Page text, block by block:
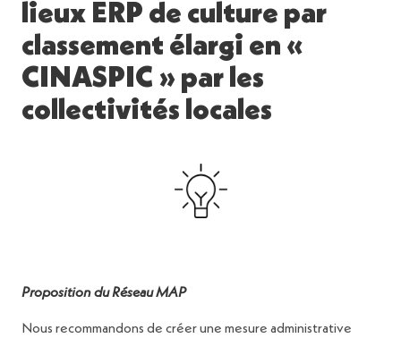
lieux ERP de culture par
classement élargi en «
CINASPIC » par les
collectivités locales
Proposition du Réseau MAP
Nous recommandons de créer une mesure administrative